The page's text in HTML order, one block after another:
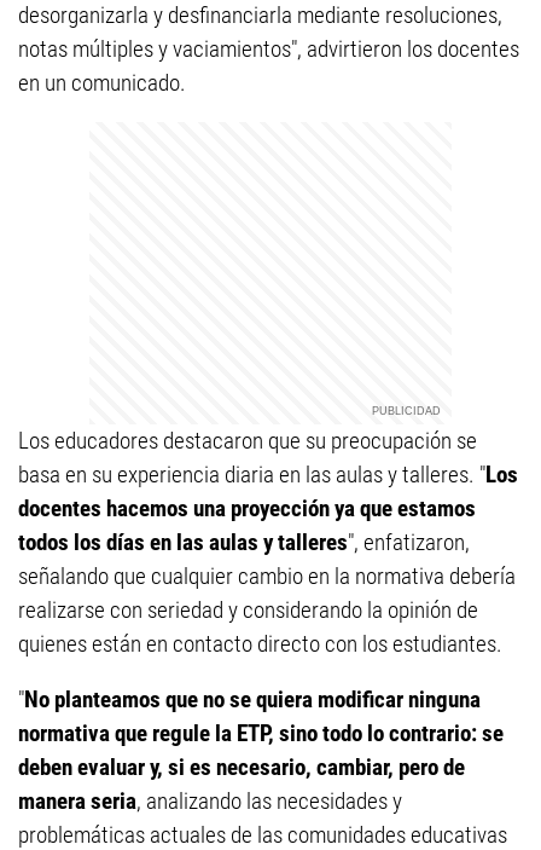
desorganizarla y desfinanciarla mediante resoluciones,
notas múltiples y vaciamientos", advirtieron los docentes
en un comunicado.
Los educadores destacaron que su preocupación se
basa en su experiencia diaria en las aulas y talleres. "Los
docentes hacemos una proyección ya que estamos
todos los días en las aulas y talleres", enfatizaron,
señalando que cualquier cambio en la normativa debería
realizarse con seriedad y considerando la opinión de
quienes están en contacto directo con los estudiantes.
"No planteamos que no se quiera modificar ninguna
normativa que regule la ETP, sino todo lo contrario: se
deben evaluar y, si es necesario, cambiar, pero de
manera seria, analizando las necesidades y
problemáticas actuales de las comunidades educativas